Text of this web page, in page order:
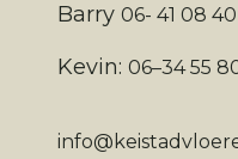
Barry 06- 41 08
Kevin: 06–34 55